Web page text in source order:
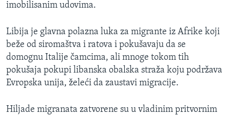
imobilisanim udovima.
Libija je glavna polazna luka za migrante iz Afrike koji
beže od siromaštva i ratova i pokušavaju da se
domognu Italije čamcima, ali mnoge tokom tih
pokušaja pokupi libanska obalska straža koju podržava
Evropska unija, želeći da zaustavi migracije.
Hiljade migranata zatvorene su u vladinim pritvornim